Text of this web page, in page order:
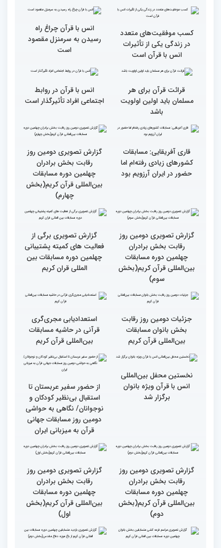
بین‌المللی قرآن کریم
همه بخش‌های ستاد اجرایی
در مسیر توسعه علم
همه باید قرآنی و اهل قرآن
کشورهای دیگر دغدغه مردم
فلسطین را دارد
دومین محفل انس با قرآن
امید برگزار شد
در زندگی یکی از تأثیرات
انس با قرآن است
انس با قرآن چراغ راه
رسیدن به سرمنزل مقصود
است
مسلمان باید اولین اولویت
باشد
انس با قرآن در روابط
اجتماعی افراد تأثیرگذار است
قاری آفریقایی: مسابقات
کشورهای زیادی رفته‌ام اما
حضور در ایران آرزویم بود
گزارش تصویری دومین روز
رقابت بخش برادران
بین‌المللی قرآن کریم(بخش
چهارم)
گزارش تصویری دومین روز
رقابت بخش برادران
بین‌المللی قرآن کریم(بخش
سوم)
گزارش تصویری برگی از
فعالیت های کمیته پشتیبانی
چهلمین دوره مسابقات بین
بین‌المللی قرآن کریم
استعدادیابی مجری‌گری
قرآنی در حاشیه مسابقات
بین‌المللی قرآن کریم
نخستین محفل بین‌المللی
انس با قرآن ویژه بانوان
برگزار شد
از حضور سفیر عربستان تا
استقبال بی‌نظیر کودکان و
نوجوانان/ نگاهی به حواشی
دومین روز مسابقات جهانی
قرآن به میزبانی ایران